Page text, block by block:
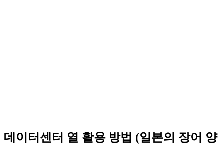
데이터센터 열 활용 방법 (일본의 장어 양